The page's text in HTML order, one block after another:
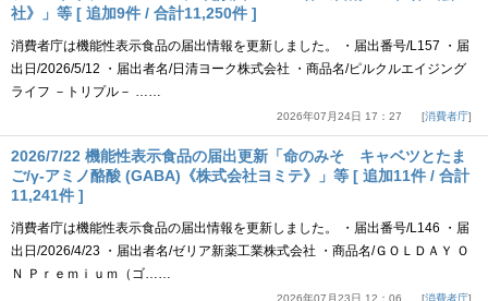
社》」等 [ 追加9件 / 合計11,250件 ]
消費者庁は機能性表示食品の届出情報を更新しました。 ・届出番号/L157 ・届
出日/2026/5/12 ・届出者名/日清ヨーク株式会社 ・商品名/ピルクルエイジング
ライフ －トリプル－ ……
2026年07月24日 17：27 消費者庁
2026/7/22 機能性表示食品の届出更新「命のみそ キャベツとたま
ご/γ-アミノ酪酸 (GABA)《株式会社ヨミテ》」等 [ 追加11件 / 合計
11,241件 ]
消費者庁は機能性表示食品の届出情報を更新しました。 ・届出番号/L146 ・届
出日/2026/4/23 ・届出者名/ゼリア新薬工業株式会社 ・商品名/ＧＯＬＤＡＹ Ｏ
Ｎ Ｐｒｅｍｉｕｍ（ゴ……
2026年07月23日 12：06 消費者庁